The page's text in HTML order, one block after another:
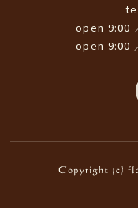
open 9:00
open 9:00